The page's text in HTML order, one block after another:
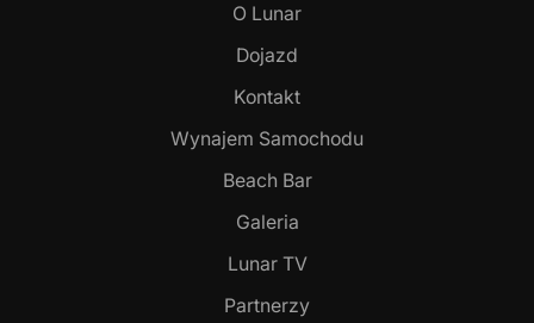
O Lunar
Dojazd
Kontakt
Wynajem Samochodu
Beach Bar
Galeria
Lunar TV
Partnerzy